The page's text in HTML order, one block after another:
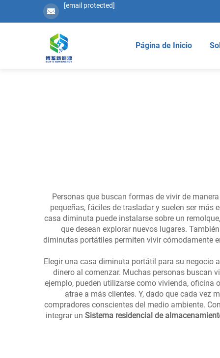
[email protected]
Página de Inicio
Personas que buscan formas de vivir de
pequeñas, fáciles de trasladar y suelen ser más
casa diminuta puede instalarse sobre un
que desean explorar nuevos lugares.
diminutas portátiles permiten vivir cómodamente
Elegir una casa diminuta portátil para su negocio
dinero al comenzar. Muchas personas buscan
ejemplo, pueden utilizarse como vivienda, oficina
atrae a más clientes. Y, dado que cada vez
compradores conscientes del medio ambiente.
integrar un Sistema residencial de